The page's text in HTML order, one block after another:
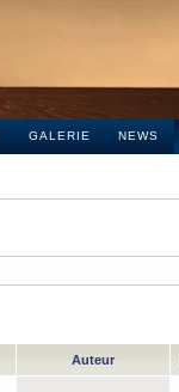
GALERIE NEWS
Auteur